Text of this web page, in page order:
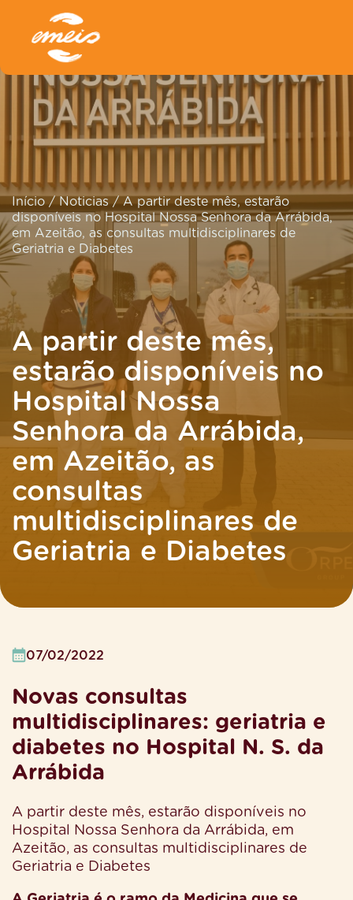
Início / Noticias / A partir deste mês, estarão
disponíveis no Hospital Nossa Senhora da Arrábida,
em Azeitão, as consultas multidisciplinares de
Geriatria e Diabetes
A partir deste mês,
estarão disponíveis no
Hospital Nossa
Senhora da Arrábida,
em Azeitão, as
consultas
multidisciplinares de
Geriatria e Diabetes
07/02/2022
Novas consultas
multidisciplinares: geriatria e
diabetes no Hospital N. S. da
Arrábida
A partir deste mês, estarão disponíveis no
Hospital Nossa Senhora da Arrábida, em
Azeitão, as consultas multidisciplinares de
Geriatria e Diabetes